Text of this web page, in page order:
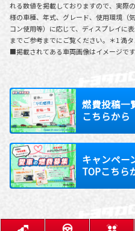
れる数値を掲載しておりますので、実際
様の車種、年式、グレード、使用環境（
コン使用等）に応じて、ディスプレイに
までご参考までにご覧ください。＊1 満
■掲載されてある車両画像はイメージです
燃費投稿一
こちらから
キャンペー
TOPこちら